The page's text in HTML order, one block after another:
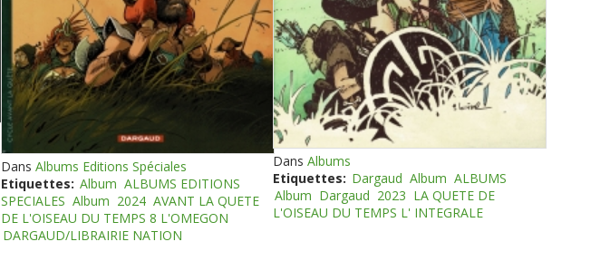
Dans Albums Editions Spéciales
Etiquettes: Album ALBUMS EDITIONS
SPECIALES Album 2024 AVANT LA QUETE
DE L'OISEAU DU TEMPS 8 L'OMEGON
DARGAUD/LIBRAIRIE NATION
Dans Albums
Etiquettes: Dargaud Album ALBUMS
Album Dargaud 2023 LA QUETE DE
L'OISEAU DU TEMPS L' INTEGRALE